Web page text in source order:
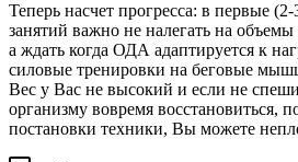
Теперь насчет прогресса: в первые
занятий важно не налегать на
а ждать когда ОДА адаптируется к
силовые тренировки на беговые
Вес у Вас не высокий и если не
организму вовремя восстановиться,
постановки техники, Вы можете